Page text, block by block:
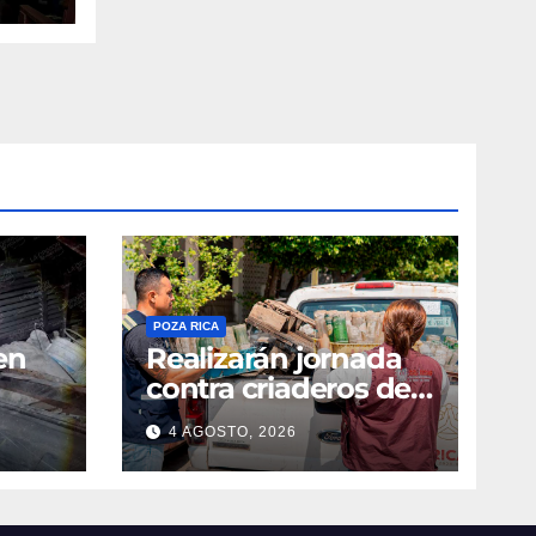
POZA RICA
Realizarán jornada
contra criaderos del
dengue
4 AGOSTO, 2026